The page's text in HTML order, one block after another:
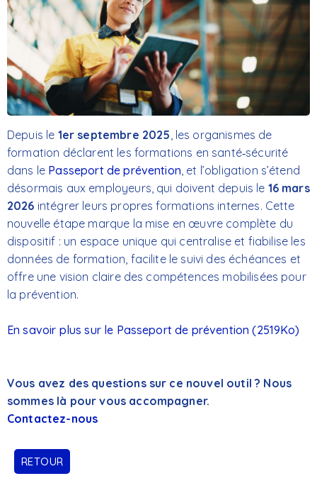
Depuis le 1er septembre 2025 , les organismes de
formation déclarent les formations en santé‑sécurité
dans le Passeport de prévention , et l’obligation s’étend
désormais aux employeurs, qui doivent depuis le 16 mars
2026 intégrer leurs propres formations internes. Cette
nouvelle étape marque la mise en œuvre complète du
dispositif : un espace unique qui centralise et fiabilise les
données de formation, facilite le suivi des échéances et
offre une vision claire des compétences mobilisées pour
la prévention.
En savoir plus sur le Passeport de prévention (2519Ko)
Vous avez des questions sur ce nouvel outil ? Nous
sommes là pour vous accompagner.
Contactez-nous
RETOUR